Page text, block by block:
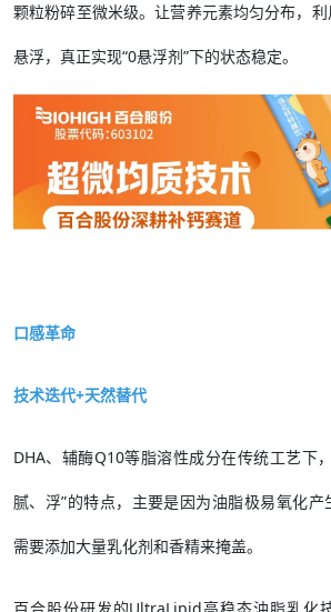
颗粒粉碎至微米级。让营养元素均匀分布，
悬浮，真正实现“0悬浮剂”下的状态稳定。
口感革命
技术迭代+天然替代
DHA、辅酶Q10等脂溶性成分在传统工艺下
腻、浮”的特点，主要是因为油脂极易氧化产
需要添加大量乳化剂和香精来掩盖。